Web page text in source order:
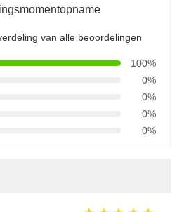
van alle beoordelingen
100%
0%
0%
0%
0%